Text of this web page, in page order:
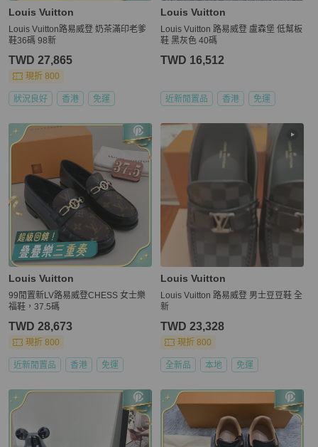
Louis Vuitton
Louis Vuitton路易威登 奶茶滿印老爹
鞋36碼 98新
TWD 27,865
現折 800
狀況良好 香港 免運
Louis Vuitton
Louis Vuitton 路易威登 盧森堡 低幫板
鞋 黑灰色 40碼
TWD 16,512
近新閒置品 香港 免運
Louis Vuitton
99閒置新LV路易威登CHESS 女士樂
福鞋，37.5碼
TWD 28,673
現折 800
近新閒置品 香港 免運
Louis Vuitton
Louis Vuitton 路易威登 男士豆豆鞋 全
新
TWD 23,328
現折 800
全新品 本地 免運